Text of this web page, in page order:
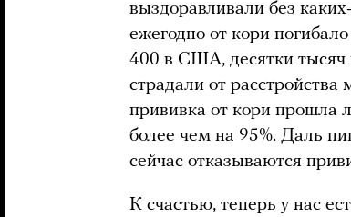
выздоравливали без
ежегодно от кори
400 в США, десятки тысяч
страдали от
прививка от кори прошла
более чем на 95%. Даль
сейчас отказываются
К счастью, теперь у нас